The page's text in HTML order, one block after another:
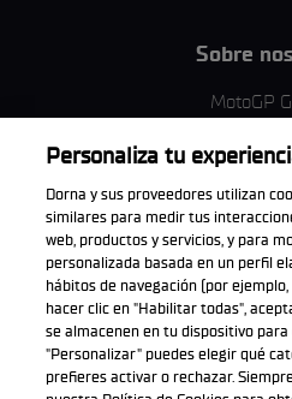
Sobre
MotoGP
Términos y
Política de
Política de
Descarga la
Personaliza tu
Dorna y sus proveedores utilizan
similares para medir tus
web, productos y servicios, y para
personalizada basada en un perfil
hábitos de navegación (por
hacer clic en "Habilitar todas",
se almacenen en tu dispositivo para
"Personalizar" puedes elegir qué
prefieres activar o rechazar.